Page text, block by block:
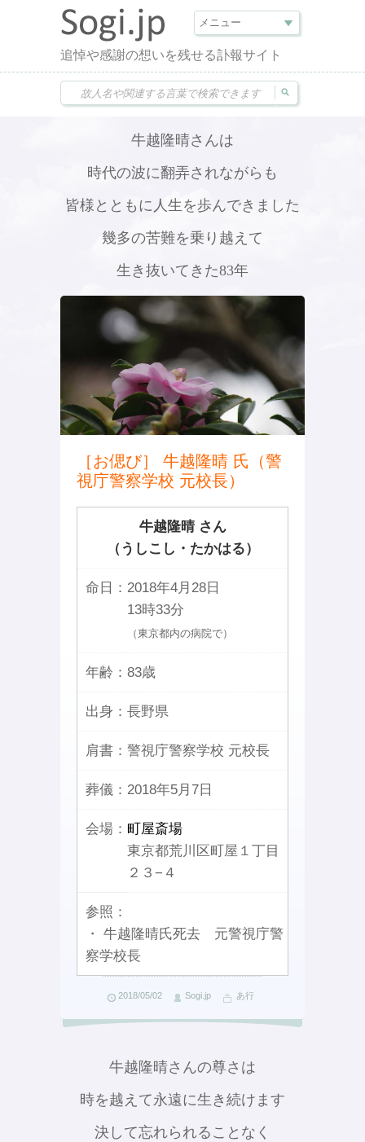
追悼や感謝の想いを残せる訃報サイト
牛越隆晴さんは
時代の波に翻弄されながらも
皆様とともに人生を歩んできました
幾多の苦難を乗り越えて
生き抜いてきた83年
［お偲び］ 牛越隆晴 氏（警
視庁警察学校 元校長）
牛越隆晴 さん
（うしこし・たかはる）
命日： 2018年4月28日
13時33分
（東京都内の病院で）
年齢： 83歳
出身： 長野県
肩書： 警視庁警察学校 元校長
葬儀： 2018年5月7日
会場： 町屋斎場
東京都荒川区町屋１丁目
２３−４
参照：
・ 牛越隆晴氏死去 元警視庁警
察学校長
2018/05/02 Sogi.jp あ行
牛越隆晴さんの尊さは
時を越えて永遠に生き続けます
決して忘れられることなく